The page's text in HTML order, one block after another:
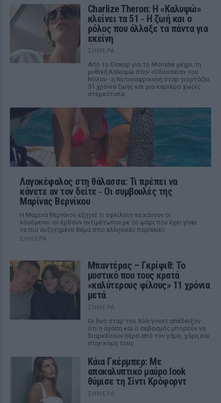
Charlize Theron: Η «Καλυψώ»
κλείνει τα 51 ‑ H ζωή και ο
ρόλος που άλλαξε τα πάντα για
εκείνη
ΣΉΜΕΡΑ
Από το Όσκαρ για το Monster μέχρι τη
μυθική Καλυψώ στην «Οδύσσεια» του
Νόλαν - η Νοτιοαφρικανή σταρ γιορτάζει
51 χρόνια ζωής και μια καριέρα χωρίς
στερεότυπα.
Λαγοκέφαλος στη θάλασσα: Τι πρέπει να
κάνετε αν τον δείτε ‑ Οι συμβουλές της
Μαρίνας Βερνίκου
Η Μαρίνα Βερνίκου εξηγεί τι οφείλουν να κάνουν οι
λουόμενοι αν έρθουν αντιμέτωποι με το ψάρι που έχει γίνει
το πιο συζητημένο θέμα στις ελληνικές παραλίες
ΣΉΜΕΡΑ
Μπαντέρας – Γκρίφιθ: Το
μυστικό που τους κρατά
«καλύτερους φίλους» 11 χρόνια
μετά
ΣΉΜΕΡΑ
Οι δύο σταρ του Χόλιγουντ απέδειξαν
ότι η αγάπη και ο σεβασμός μπορούν να
διαρκέσουν πέρα από τον γάμο, χάρη και
στην κόρη τους.
Κάια Γκέρμπερ: Με
αποκαλυπτικό μαύρο look
θύμισε τη Σίντι Κρόφορντ
ΣΉΜΕΡΑ